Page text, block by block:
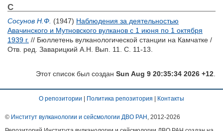
С
Сосунов Н.Ф. (1947) Наблюдения за деятельностью
Авачинского и Мутновского вулканов с 1 июня по 1 октября
1939 г. // Бюллетень вулканологической станции на Камчатке /
Отв. ред. Заварицкий А.Н. Вып. 11. С. 11-13.
Этот список был создан Sun Aug 9 20:35:34 2026 +12
О репозитории Политика репозитория Контакты
© Институт вулканологии и сейсмологии ДВО РАН , 2012-2026